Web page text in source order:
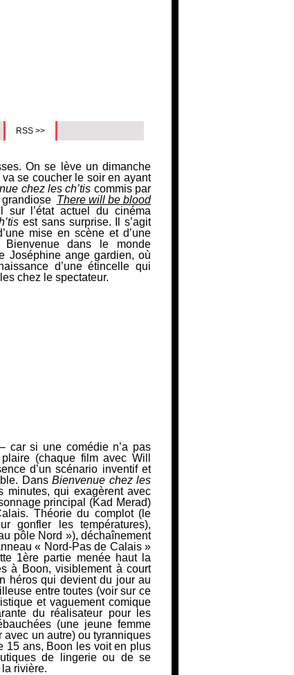
RSS >>
On se lève un dimanche
se coucher le soir en ayant
chez lesch’tis commis par
There will be blood
sur l’état actuel du cinéma
est sans surprise. Il s’agit
mise en scène et d’une
dans le monde
Joséphine ange gardien, où
d’une étincelle qui
chez le spectateur.
car si une comédie n’a pas
(chaque film avec Will
d’un scénario inventif et
DansBienvenue chez les
minutes, qui exagèrent avec
principal (Kad Merad)
Théorie du complot (le
gonfler les températures),
pôle Nord »), déchaînement
« Nord-Pas de Calais »
1ère partie menée haut la
à Boon, visiblement à court
héros qui devient du jour au
entre toutes (voir sur ce
et vaguement comique
du réalisateur pour les
(une jeune femme
un autre) ou tyranniques
15 ans, Boon les voit en plus
de lingerie ou de se
rivière.